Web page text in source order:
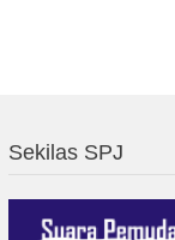
Sekilas SPJ